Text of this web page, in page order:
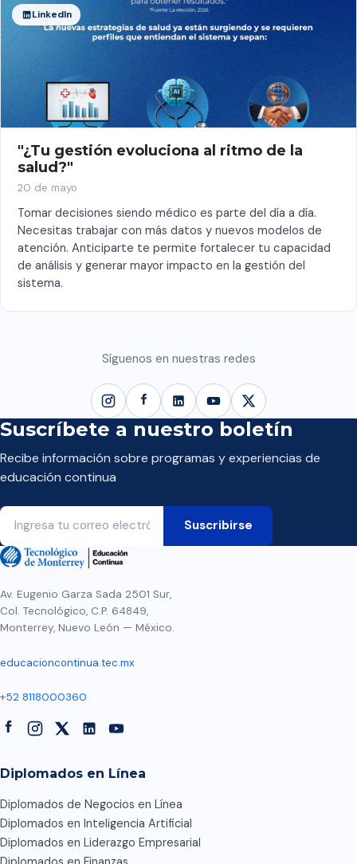
LinkedIn
"¿Tu gestión evoluciona al ritmo de la
salud?"
20 de mayo
Tomar decisiones siendo médico es parte del día a día.
Necesitas trabajar con más datos y nuevos modelos de
atención. Anticiparte te permite fortalecer tu capacidad
de análisis y generar mayor impacto en la gestión del
sistema.
Síguenos en nuestras redes
Suscríbete a nuestro boletín
Recibe información sobre programas y experiencias de
educación continua
Av. Eugenio Garza Sada 2501 Sur,
Col. Tecnológico, C.P. 64849,
Monterrey, Nuevo León — México.
educacioncontinua.tec.mx
+52 8118000360
Diplomados en Línea
Diplomados de Negocios en Línea
Diplomados en Inteligencia Artificial
Diplomados en Liderazgo Empresarial